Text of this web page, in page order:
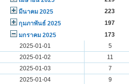
มีนาคม 2025
223
กุมภาพันธ์ 2025
197
มกราคม 2025
173
2025-01-01
5
2025-01-02
11
2025-01-03
7
2025-01-04
9